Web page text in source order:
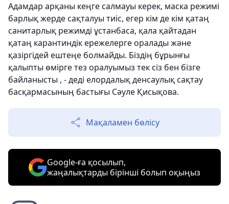
Адамдар арқаны кеңге салмауы керек, маска режимі
барлық жерде сақталуы тиіс, егер кім де кім қатаң
санитарлық режимді ұстанбаса, қала қайтадан
қатаң карантиндік ережелерге оралады және
қазіргідей ештеңе болмайды. Біздің бұрынғы
қалыпты өмірге тез оралуымыз тек сіз бен бізге
байланысты , - деді елордалық денсаулық сақтау
басқармасының бастығы Сәуле Қисықова.
Мақаламен бөлісу
Google-ға қосылып,
жаңалықтарды бірінші болып оқыңыз